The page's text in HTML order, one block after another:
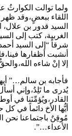
ولما توالت
اللقاء ببعضٍ،وقد
السيد قدور بن علال،
الغربية، كتب إلى
شرقاً “إلى السيد
أنشبت أظفارها
إلا إنْ شاءه
فأجابه بن سالم…”
يُدرى ما تَلِدُ،وإني
القادر،ويُؤمِّنَنا في
أيُّها الأخ دائماً في كل
مُوقِنٌ باجتماعنا نحن
الأعداء…”.